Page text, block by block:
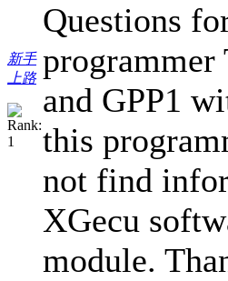
新手
上路
Questions
programmer
and GPP1
this
not find
XGecu
module.